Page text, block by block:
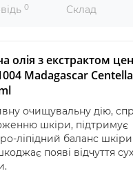
0 Склад
олія з екстрактом
Madagascar
очищувальну дію,
шкіри, підтримує
ліпідний баланс шкіри
появі відчуття